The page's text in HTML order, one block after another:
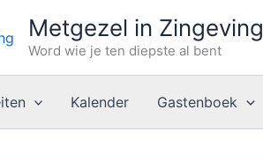
Metgezel in Zingeving
Word wie je ten diepste al bent
Kalender Gastenboek